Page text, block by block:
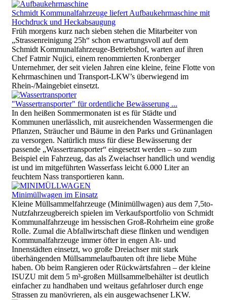
Schmidt Kommunalfahrzeuge liefert Aufbaukehrmaschine mit
Hochdruck und Heckabsaugung
Früh morgens kurz nach sieben stehen die Mitarbeiter von
„Strassenreinigung 25h“ schon erwartungsvoll auf dem
Schmidt Kommunalfahrzeuge-Betriebshof, warten auf ihren
Chef Fatmir Nujici, einem renommierten Kronberger
Unternehmer, der seit vielen Jahren eine kleine, feine Flotte von
Kehrmaschinen und Transport-LKW’s überwiegend im
Rhein-/Maingebiet einsetzt.
"Wassertransporter" für ordentliche Bewässerung ...
In den heißen Sommermonaten ist es für Städte und
Kommunen unerlässlich, mit ausreichenden Wassermengen die
Pflanzen, Sträucher und Bäume in den Parks und Grünanlagen
zu versorgen. Natürlich muss für diese Bewässerung der
passende „Wassertransporter“ eingesetzt werden – so zum
Beispiel ein Fahrzeug, das als Zweiachser handlich und wendig
ist und im mitgeführten Wasserfass leicht 6.000 Liter an
feuchtem Nass transportieren kann.
Minimüllwagen im Einsatz
Kleine Müllsammelfahrzeuge (Minimüllwagen) aus dem 7,5to-
Nutzfahrzeugbereich spielen im Verkaufsportfolio von Schmidt
Kommunalfahrzeuge im hessischen Groß-Rohrheim eine große
Rolle. Zumal die Abfallwirtschaft diese flinken und wendigen
Kommunalfahrzeuge immer öfter in engen Alt- und
Innenstädten einsetzt, wo große Dreiachser mit stark
überhängenden Müllsammelaufbauten oft ihre liebe Mühe
haben. Ob beim Rangieren oder Rückwärtsfahren – der kleine
ISUZU mit dem 5 m³-großen Müllsammelbehälter ist deutlich
einfacher zu handhaben und weitaus gefahrloser durch enge
Strassen zu manövrieren, als ein ausgewachsener LKW.